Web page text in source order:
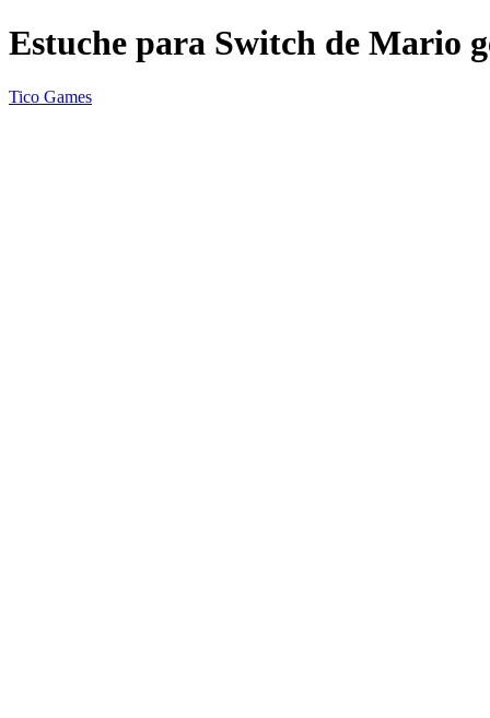
Estuche para Switch de Mario
Tico Games